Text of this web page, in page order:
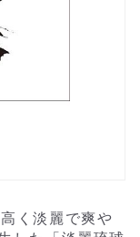
く淡麗で爽や